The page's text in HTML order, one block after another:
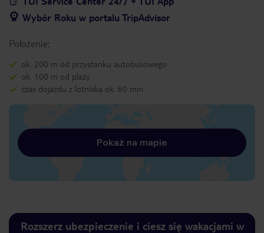
Wybór Roku w portalu TripAdvisor
Położenie:
ok. 200 m od przystanku autobusowego
ok. 100 m od plaży
czas dojazdu z lotniska ok. 60 min
Pokaż na mapie
Rozszerz ubezpieczenie i ciesz się wakacjami w